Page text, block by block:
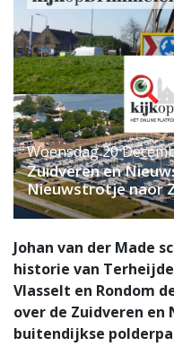
Woensdag 20
Zuidveren en
Nieuwstrotje naor
Johan van der Made
historie van
Vlasselt en Rondom
over de Zuidveren
buitendijkse